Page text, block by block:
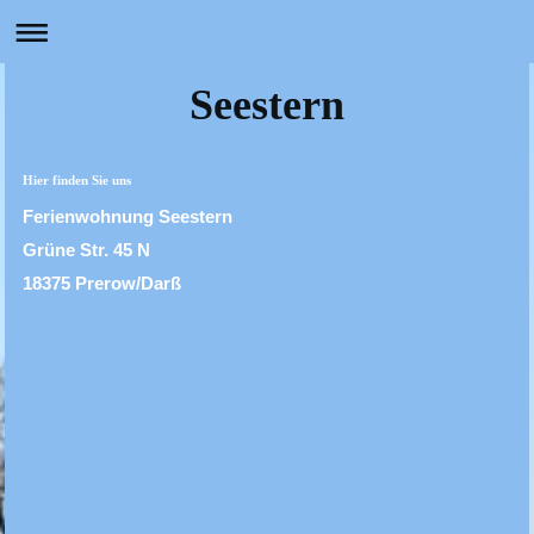
Seestern
Hier finden Sie uns
Ferienwohnung Seestern
Grüne Str. 45 N
18375 Prerow/Darß